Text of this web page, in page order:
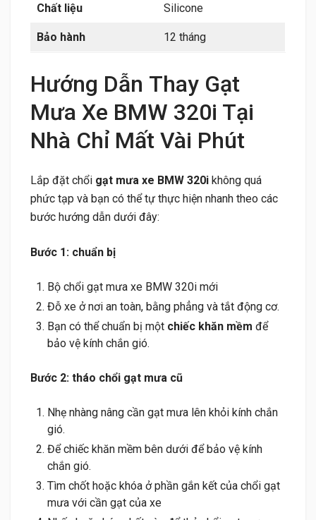
Chất liệu Silicone
Bảo hành 12 tháng
Hướng Dẫn Thay Gạt
Mưa Xe BMW 320i Tại
Nhà Chỉ Mất Vài Phút
Lắp đặt chổi gạt mưa xe BMW 320i không quá
phức tạp và bạn có thể tự thực hiện nhanh theo các
bước hướng dẫn dưới đây:
Bước 1: chuẩn bị
Bộ chổi gạt mưa xe BMW 320i mới
Đỗ xe ở nơi an toàn, bằng phẳng và tắt động cơ.
Bạn có thể chuẩn bị một chiếc khăn mềm để
bảo vệ kính chắn gió.
Bước 2: tháo chổi gạt mưa cũ
Nhẹ nhàng nâng cần gạt mưa lên khỏi kính chắn
gió.
Để chiếc khăn mềm bên dưới để bảo vệ kính
chắn gió.
Tìm chốt hoặc khóa ở phần gắn kết của chổi gạt
mưa với cần gạt của xe